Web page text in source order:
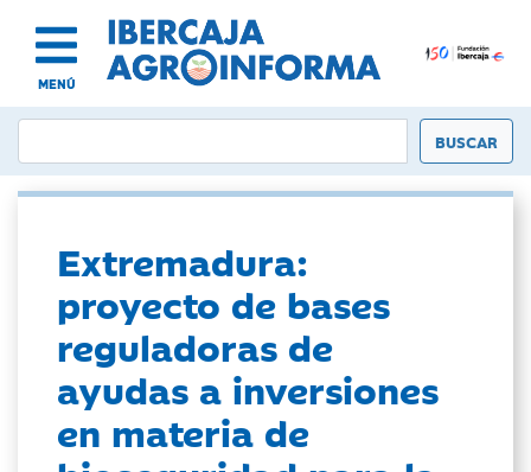
MENÚ
Extremadura:
proyecto de bases
reguladoras de
ayudas a inversiones
en materia de